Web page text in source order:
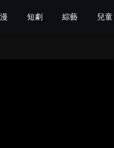
短劇 綜藝 兒童